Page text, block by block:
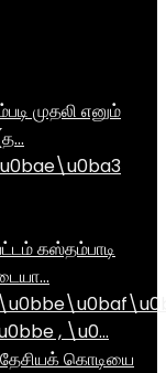
முதலி எனும்
கஸ்தம்பாடி
, \u0…
கொடியை